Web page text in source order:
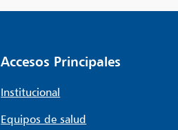
Accesos Principales
Institucional
Equipos de salud